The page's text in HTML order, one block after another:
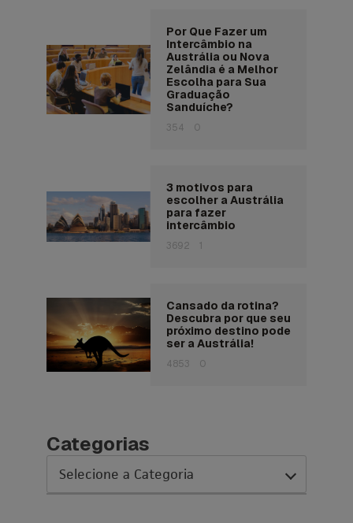
Por Que Fazer um
Intercâmbio na
Austrália ou Nova
Zelândia é a Melhor
Escolha para Sua
Graduação
Sanduíche?
354 0
3 motivos para
escolher a Austrália
para fazer
intercâmbio
3692 1
Cansado da rotina?
Descubra por que seu
próximo destino pode
ser a Austrália!
4853 0
Categorias